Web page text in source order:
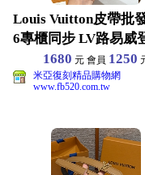
Louis Vuitton皮帶批
6專櫃同步 LV路易威
1680 元 會員 1250
米亞復刻精品購物網
www.fb520.com.tw